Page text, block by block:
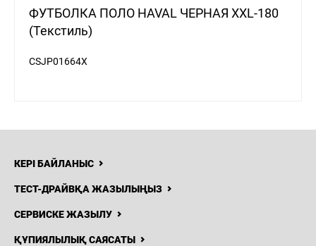
ФУТБОЛКА ПОЛО HAVAL ЧЕРНАЯ XXL-180
(Текстиль)
CSJP01664X
КЕРІ БАЙЛАНЫС
ТЕСТ-ДРАЙВҚА ЖАЗЫЛЫҢЫЗ
СЕРВИСКЕ ЖАЗЫЛУ
ҚҰПИЯЛЫЛЫҚ САЯСАТЫ